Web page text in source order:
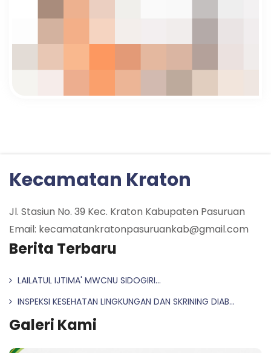
Kecamatan Kraton
Jl. Stasiun No. 39 Kec. Kraton Kabupaten Pasuruan
Email: kecamatankratonpasuruankab@gmail.com
Berita Terbaru
LAILATUL IJTIMA' MWCNU SIDOGIRI...
INSPEKSI KESEHATAN LINGKUNGAN DAN SKRINING DIAB...
Galeri Kami